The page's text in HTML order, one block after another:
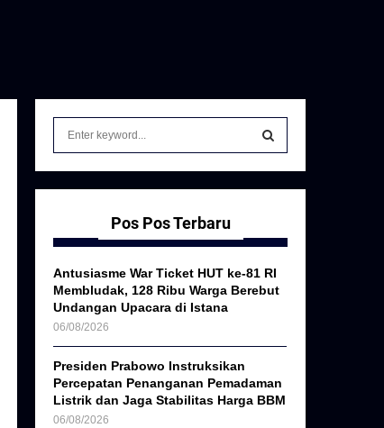
f
r
:
S
A
R
H
Pos Pos Terbaru
Antusiasme War Ticket HUT ke-81 RI
Membludak, 128 Ribu Warga Berebut
Undangan Upacara di Istana
06/08/2026
Presiden Prabowo Instruksikan
Percepatan Penanganan Pemadaman
Listrik dan Jaga Stabilitas Harga BBM
06/08/2026